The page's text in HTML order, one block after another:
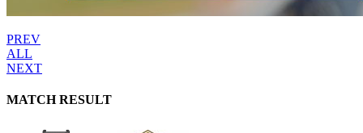
PREV
ALL
NEXT
MATCH RESULT